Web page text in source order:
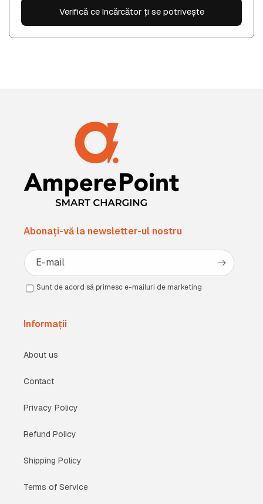
Verifică ce încărcător ți se potrivește
Abonați-vă la newsletter-ul nostru
E-mail
Sunt de acord să primesc e-mailuri de marketing
Informații
About us
Contact
Privacy Policy
Refund Policy
Shipping Policy
Terms of Service